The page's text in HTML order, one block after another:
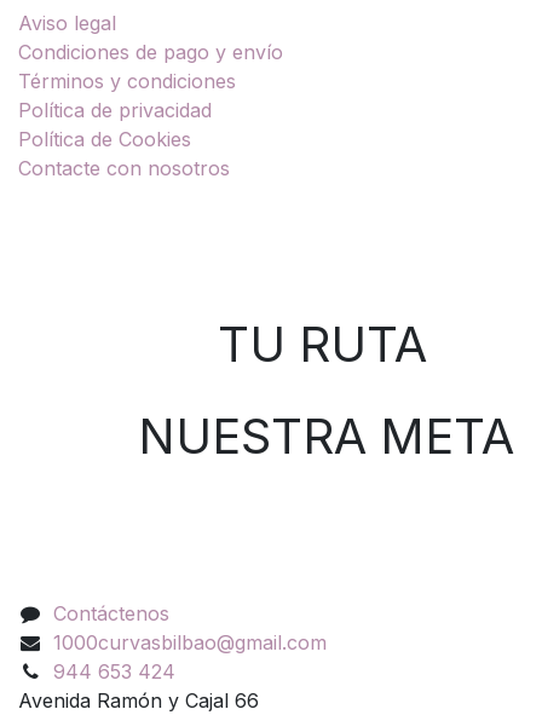
Aviso legal
Condiciones de pago y envío
Términos y condiciones
Política de privacidad
Política de Cookies
Contacte con nosotros
TU RUTA
NUESTRA META
Contáctenos
1000curvasbilbao@gmail.com
944 653 424
Avenida Ramón y Cajal 66